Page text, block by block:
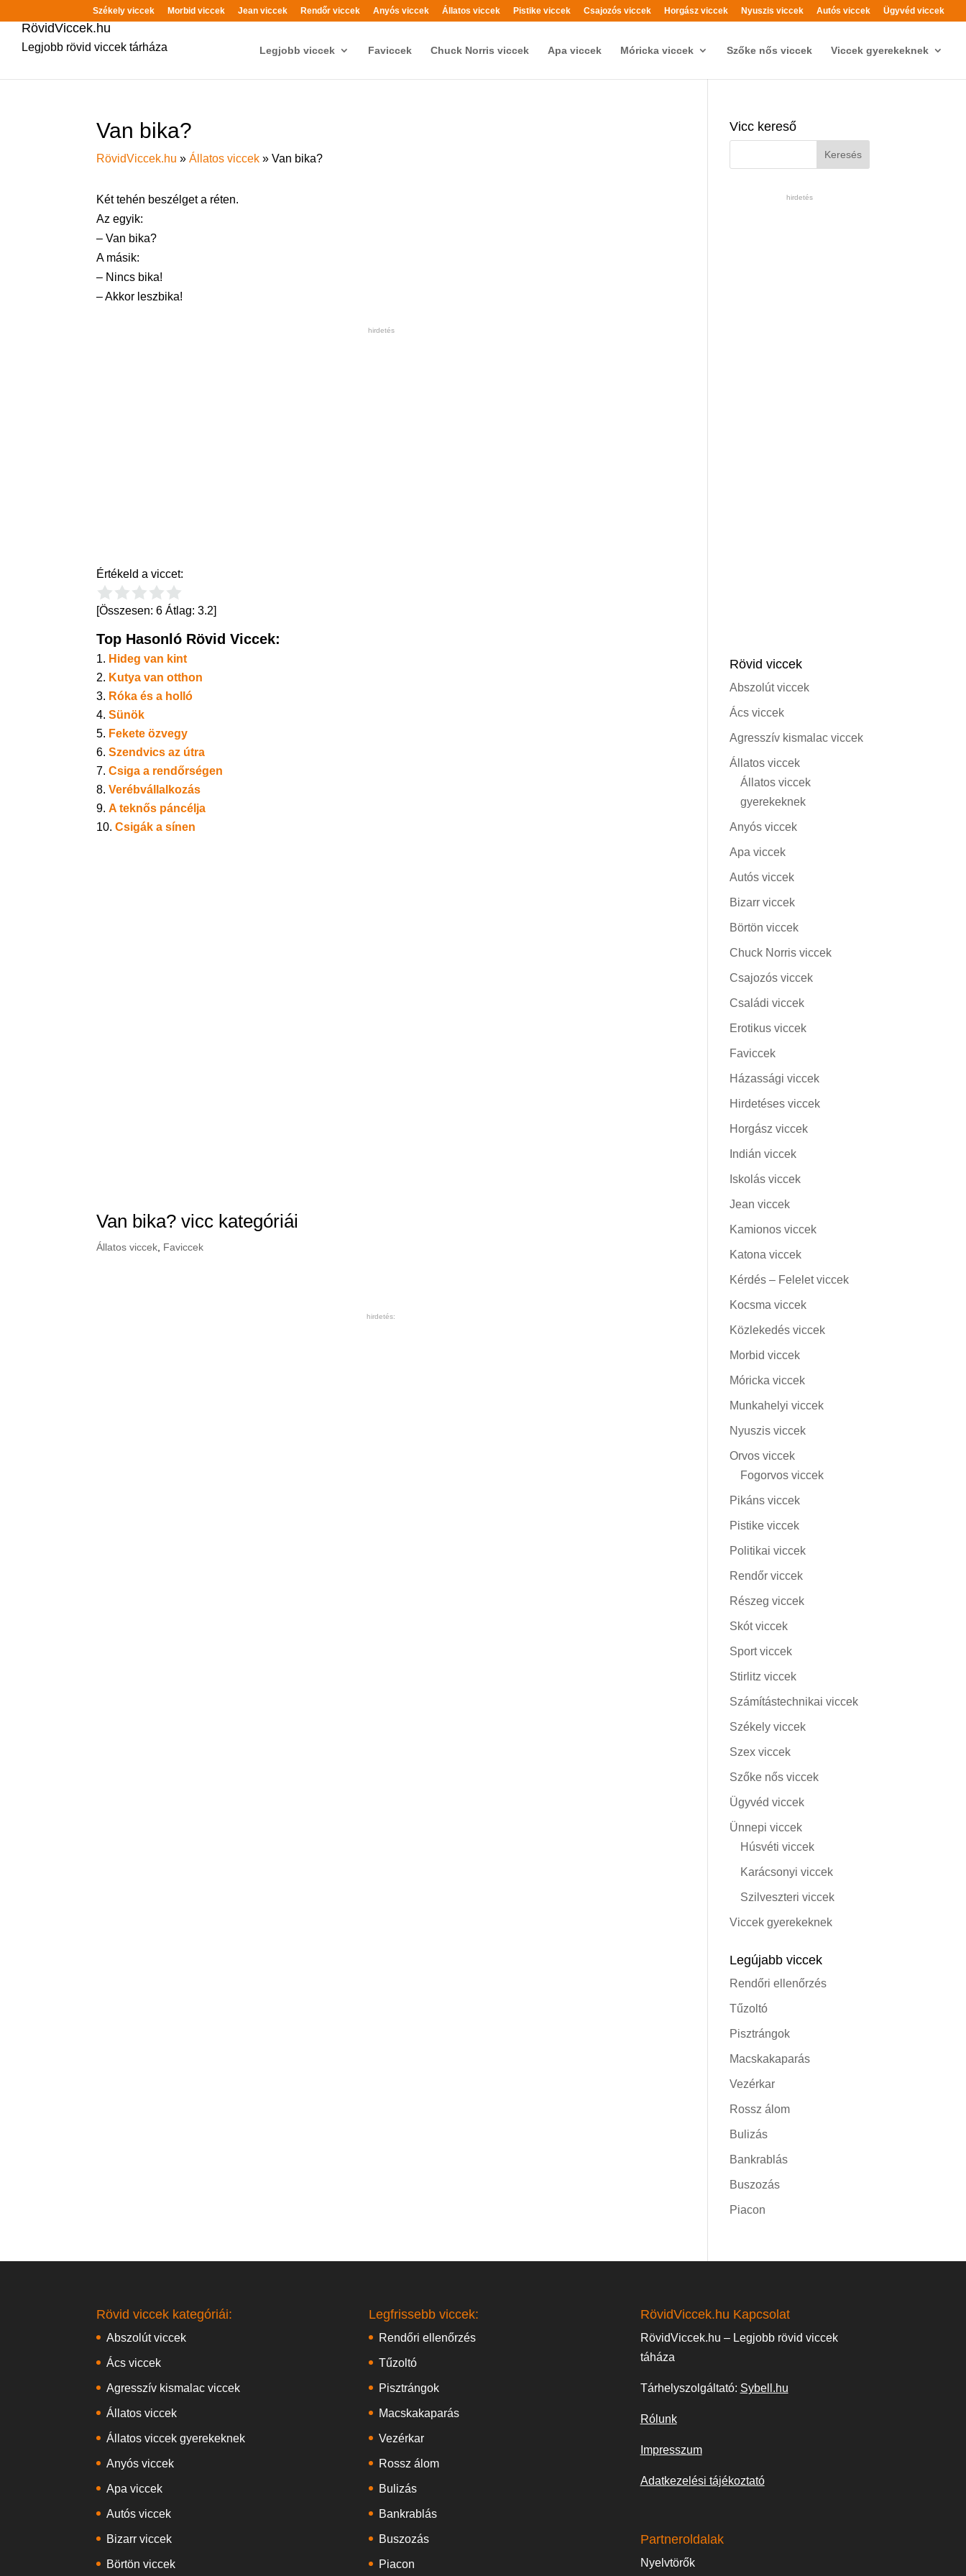
Székely viccek Morbid viccek Jean viccek Rendőr viccek Anyós viccek Állatos viccek Pistike viccek Csajozós viccek Horgász viccek Nyuszis viccek Autós viccek Ügyvéd viccek
RövidViccek.hu
Legjobb rövid viccek tárháza Legjobb viccek Faviccek Chuck Norris viccek Apa viccek Móricka viccek Szőke nős viccek Viccek gyerekeknek
Van bika?
RövidViccek.hu »Állatos viccek »Van bika?
Két tehén beszélget a réten.
Az egyik:
– Van bika?
A másik:
– Nincs bika!
– Akkor leszbika!
hirdetés
Értékeld a viccet:
[Összesen:6 Átlag:3.2]
Top Hasonló Rövid Viccek:
Hideg van kint
Kutya van otthon
Róka és a holló
Sünök
Fekete özvegy
Szendvics az útra
Csiga a rendőrségen
Verébvállalkozás
A teknős páncélja
Csigák a sínen
Van bika? vicc kategóriái
Állatos viccek Faviccek
hirdetés:
Vicc kereső
hirdetés
Rövid viccek
Abszolút viccek
Ács viccek
Agresszív kismalac viccek
Állatos viccek
Állatos viccek
gyerekeknek
Anyós viccek
Apa viccek
Autós viccek
Bizarr viccek
Börtön viccek
Chuck Norris viccek
Csajozós viccek
Családi viccek
Erotikus viccek
Faviccek
Házassági viccek
Hirdetéses viccek
Horgász viccek
Indián viccek
Iskolás viccek
Jean viccek
Kamionos viccek
Katona viccek
Kérdés – Felelet viccek
Kocsma viccek
Közlekedés viccek
Morbid viccek
Móricka viccek
Munkahelyi viccek
Nyuszis viccek
Orvos viccek
Fogorvos viccek
Pikáns viccek
Pistike viccek
Politikai viccek
Rendőr viccek
Részeg viccek
Skót viccek
Sport viccek
Stirlitz viccek
Számítástechnikai viccek
Székely viccek
Szex viccek
Szőke nős viccek
Ügyvéd viccek
Ünnepi viccek
Húsvéti viccek
Karácsonyi viccek
Szilveszteri viccek
Viccek gyerekeknek
Legújabb viccek
Rendőri ellenőrzés
Tűzoltó
Pisztrángok
Macskakaparás
Vezérkar
Rossz álom
Bulizás
Bankrablás
Buszozás
Piacon
Rövid viccek kategóriái:
Abszolút viccek
Ács viccek
Agresszív kismalac viccek
Állatos viccek
Állatos viccek gyerekeknek
Anyós viccek
Apa viccek
Autós viccek
Bizarr viccek
Börtön viccek
Legfrissebb viccek:
Rendőri ellenőrzés
Tűzoltó
Pisztrángok
Macskakaparás
Vezérkar
Rossz álom
Bulizás
Bankrablás
Buszozás
Piacon
RövidViccek.hu Kapcsolat
RövidViccek.hu – Legjobb rövid viccek
táháza
Tárhelyszolgáltató: Sybell.hu
Rólunk
Impresszum
Adatkezelési tájékoztató
Partneroldalak
Nyelvtörők